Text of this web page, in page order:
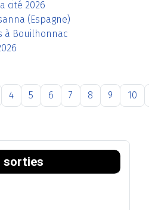
cité 2026
(Espagne)
à Bouilhonnac
4 5 6 7 8 9 10
sorties